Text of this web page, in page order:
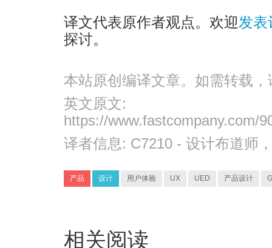
译文代表原作者观点。欢迎发表
探讨。
本站原创编译文章。如需转载
英文原文:
https://www.fastcompany.com/
译者信息: C7210 - 设计布道师
产品 设计 用户体验 UX UED 产品设计
相关阅读